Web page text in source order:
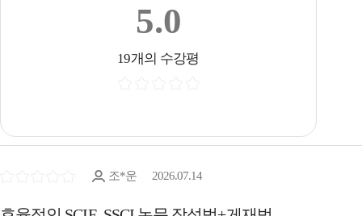
5.0
19개의 수강평
조*운 2026.07.14